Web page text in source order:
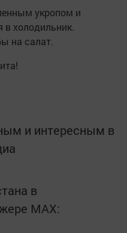
укропом и
в холодильник.
на салат.
и интересным в
в
MАХ: